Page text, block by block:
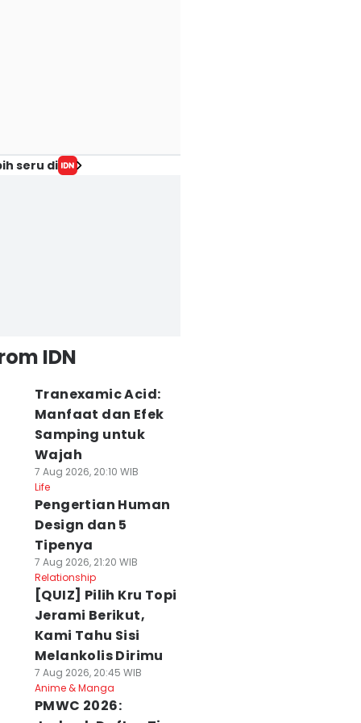
seru di
IDN
Tranexamic Acid:
Manfaat dan Efek
Samping untuk
Wajah
7 Aug 2026, 20:10 WIB
Life
Pengertian Human
Design dan 5
Tipenya
7 Aug 2026, 21:20 WIB
Relationship
[QUIZ] Pilih Kru Topi
Jerami Berikut,
Kami Tahu Sisi
Melankolis Dirimu
7 Aug 2026, 20:45 WIB
Anime & Manga
PMWC 2026: